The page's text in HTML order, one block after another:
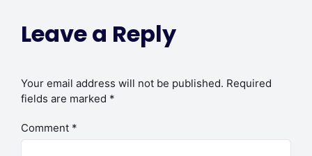
Leave a Reply
Your email address will not be published. Required
fields are marked *
Comment *